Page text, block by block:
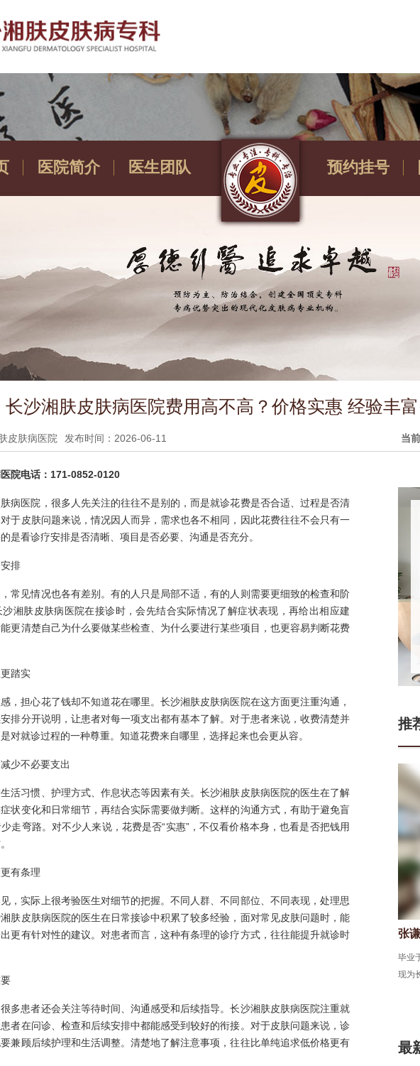
医院简介 医生团队 预约挂号
长沙湘肤皮肤病医院费用高不高？价格实惠 经验丰富
皮肤病医院 发布时间：2026-06-11 当
院电话：171-0852-0120
病医院，很多人先关注的往往不是别的，而是就诊花费是否合适、过程是否清
于皮肤问题来说，情况因人而异，需求也各不相同，因此花费往往不会只有一
是看诊疗安排是否清晰、项目是否必要、沟通是否充分。
排
常见情况也各有差别。有的人只是局部不适，有的人则需要更细致的检查和阶
湘肤皮肤病医院在接诊时，会先结合实际情况了解症状表现，再给出相应建
更清楚自己为什么要做某些检查、为什么要进行某些项目，也更容易判断花费
踏实
，担心花了钱却不知道花在哪里。长沙湘肤皮肤病医院在这方面更注重沟通，
排分开说明，让患者对每一项支出都有基本了解。对于患者来说，收费清楚并
对就诊过程的一种尊重。知道花费来自哪里，选择起来也会更从容。
少不必要支出
活习惯、护理方式、作息状态等因素有关。长沙湘肤皮肤病医院的医生在了解
状变化和日常细节，再结合实际需要做判断。这样的沟通方式，有助于避免盲
走弯路。对不少人来说，花费是否“实惠”，不仅看价格本身，也看是否把钱用
有条理
，实际上很考验医生对细节的把握。不同人群、不同部位、不同表现，处理思
肤皮肤病医院的医生在日常接诊中积累了较多经验，面对常见皮肤问题时，能
更有针对性的建议。对患者而言，这种有条理的诊疗方式，往往能提升就诊时
多患者还会关注等待时间、沟通感受和后续指导。长沙湘肤皮肤病医院注重就
者在问诊、检查和后续安排中都能感受到较好的衔接。对于皮肤问题来说，诊
兼顾后续护理和生活调整。清楚地了解注意事项，往往比单纯追求低价格更有
推
门连山 皮肤科医生 张谦
毕业
现为
最